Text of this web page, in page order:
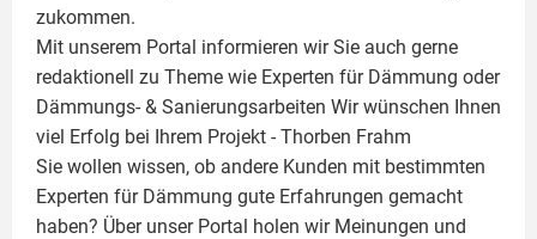
zukommen.
Mit unserem Portal informieren wir Sie auch gerne
redaktionell zu Theme wie Experten für Dämmung oder
Dämmungs- & Sanierungsarbeiten Wir wünschen Ihnen
viel Erfolg bei Ihrem Projekt - Thorben Frahm
Sie wollen wissen, ob andere Kunden mit bestimmten
Experten für Dämmung gute Erfahrungen gemacht
haben? Über unser Portal holen wir Meinungen und